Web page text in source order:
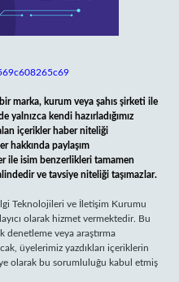
marka, kurum veya şahıs şirketi ile
yalnızca kendi hazırladığımız
içerikler haber niteliği
hakkında paylaşım
ile isim benzerlikleri tamamen
ve tavsiye niteliği taşımazlar.
Teknolojileri ve İletişim Kurumu
olarak hizmet vermektedir. Bu
veya araştırma
üyelerimiz yazdıkları içeriklerin
olarak bu sorumluluğu kabul etmiş